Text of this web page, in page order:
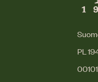
PL